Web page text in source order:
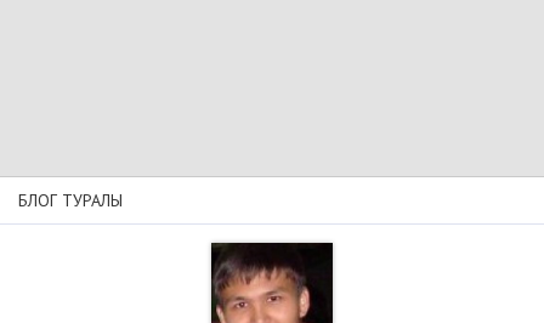
БЛОГ ТУРАЛЫ